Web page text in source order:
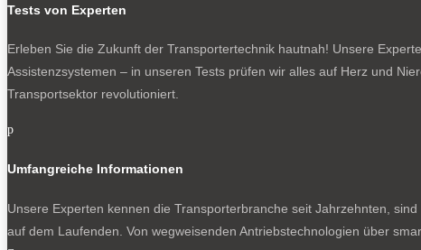
Tests von Experten
Erleben Sie die Zukunft der Transportertechnik hautnah! Unsere
Assistenzsystemen – in unseren Tests prüfen wir alles auf Herz und
Transportsektor revolutioniert.
p
Umfangreiche Informationen
Unsere Experten kennen die Transporterbranche seit Jahrzehnten,
auf dem Laufenden. Von wegweisenden Antriebstechnologien über